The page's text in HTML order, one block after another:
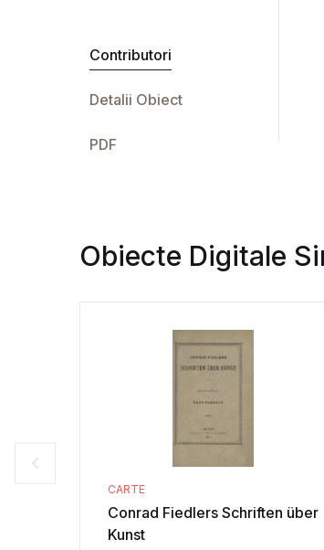
Contributori
Detalii Obiect
PDF
Obiecte Digitale
CARTE
Conrad Fiedlers Schriften über
Kunst